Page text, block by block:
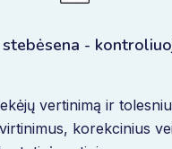
-
vertinimą ir
korekcinius